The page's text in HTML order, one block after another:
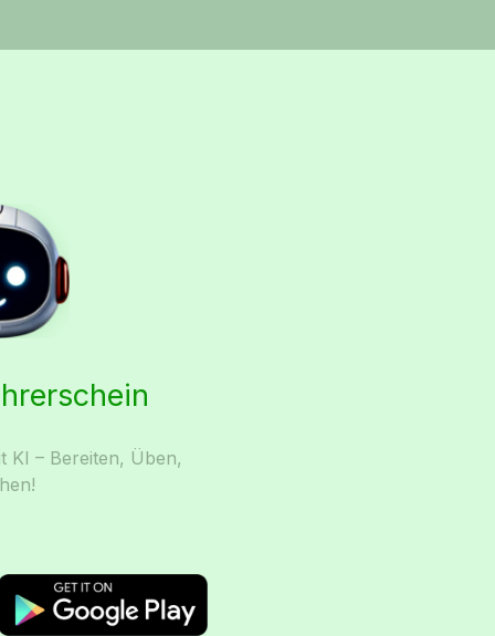
KI – Bereiten, Üben,